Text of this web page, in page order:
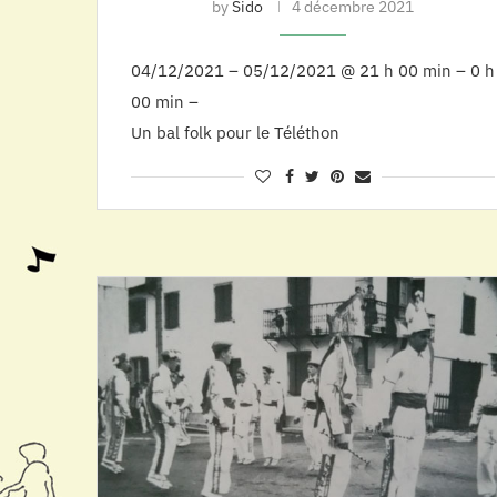
bySido 4 décembre 2021
04/12/2021 – 05/12/2021 @ 21 h 00 min – 0 h
00 min –
Un bal folk pour le Téléthon